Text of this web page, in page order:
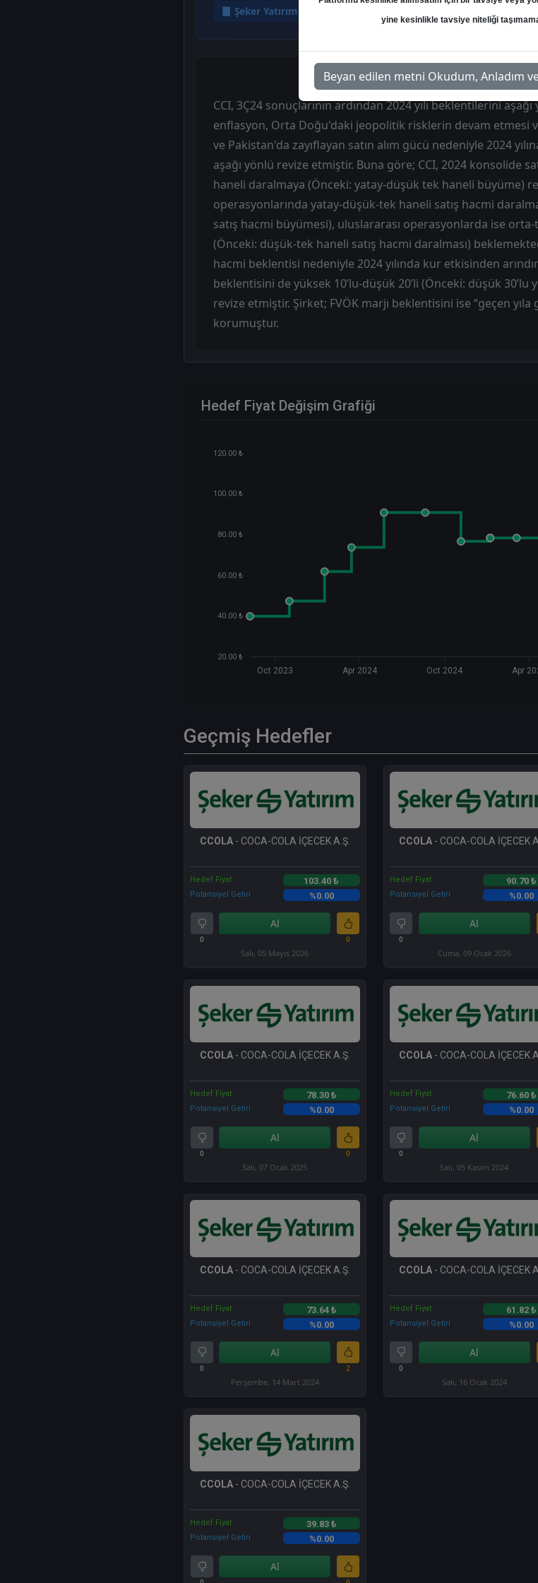
Şeker Yatırım
CCI, 3Ç24 sonuçlarının ardından 2024 yılı beklentilerini
enflasyon, Orta Doğu'daki jeopolitik risklerin devam etmesi
ve Pakistan'da zayıflayan satın alım gücü nedeniyle 2024
aşağı yönlü revize etmiştir. Buna göre; CCI, 2024 konsolide
haneli daralmaya (Önceki: yatay-düşük tek haneli büyüme)
operasyonlarında yatay-düşük-tek haneli satış hacmi
satış hacmi büyümesi), uluslararası operasyonlarda ise
(Önceki: düşük-tek haneli satış hacmi daralması)
hacmi beklentisi nedeniyle 2024 yılında kur etkisinden
beklentisini de yüksek 10’lu-düşük 20’li (Önceki: düşük
revize etmiştir. Şirket; FVÖK marjı beklentisini ise “geçen
korumuştur.
Hedef Fiyat Değişim Grafiği
120.00 ₺
100.00 ₺
80.00 ₺
60.00 ₺
40.00 ₺
20.00 ₺
Oct 2023 Apr 2024 Oct 2024 Apr
Geçmiş Hedefler
CCOLA- COCA-COLA İÇECEK A.Ş.
Hedef Fiyat 103.40 ₺
Potansiyel Getiri %0.00
0
Al
0
Salı, 05 Mayıs 2026
CCOLA - COCA-COLA İÇECEK
Hedef Fiyat 90.70 ₺
Potansiyel Getiri %0.00
0
Al
Cuma, 09 Ocak 2026
CCOLA- COCA-COLA İÇECEK A.Ş.
Hedef Fiyat 78.30 ₺
Potansiyel Getiri %0.00
0
Al
0
Salı, 07 Ocak 2025
CCOLA - COCA-COLA İÇECEK
Hedef Fiyat 76.60 ₺
Potansiyel Getiri %0.00
0
Al
Salı, 05 Kasım 2024
CCOLA- COCA-COLA İÇECEK A.Ş.
Hedef Fiyat 73.64 ₺
Potansiyel Getiri %0.00
0
Al
2
Perşembe, 14 Mart 2024
CCOLA - COCA-COLA İÇECEK
Hedef Fiyat 61.82 ₺
Potansiyel Getiri %0.00
0
Al
Salı, 16 Ocak 2024
CCOLA- COCA-COLA İÇECEK A.Ş.
Hedef Fiyat 39.83 ₺
Potansiyel Getiri %0.00
Al
yine kesinlikle tavsiye niteliği